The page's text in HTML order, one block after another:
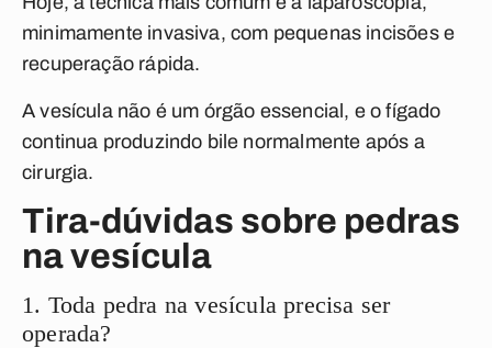
minimamente invasiva, com pequenas incisões e
recuperação rápida.
A vesícula não é um órgão essencial, e o fígado
continua produzindo bile normalmente após a
cirurgia.
Tira-dúvidas sobre pedras
na vesícula
1. Toda pedra na vesícula precisa ser
operada?